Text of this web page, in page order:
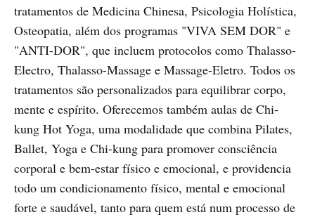
tratamentos de Medicina Chinesa, Psicologia Holística,
Osteopatia, além dos programas "VIVA SEM DOR" e
"ANTI-DOR", que incluem protocolos como Thalasso-
Electro, Thalasso-Massage e Massage-Eletro. Todos os
tratamentos são personalizados para equilibrar corpo,
mente e espírito. Oferecemos também aulas de Chi-
kung Hot Yoga, uma modalidade que combina Pilates,
Ballet, Yoga e Chi-kung para promover consciência
corporal e bem-estar físico e emocional, e providencia
todo um condicionamento físico, mental e emocional
forte e saudável, tanto para quem está num processo de